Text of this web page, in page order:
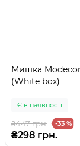
Мишка Modecom MC-M4.1, 3кн., 1200dpi, Black OEM
(White box)
Є в наявності
₴447 грн. -33 %
₴298 грн.